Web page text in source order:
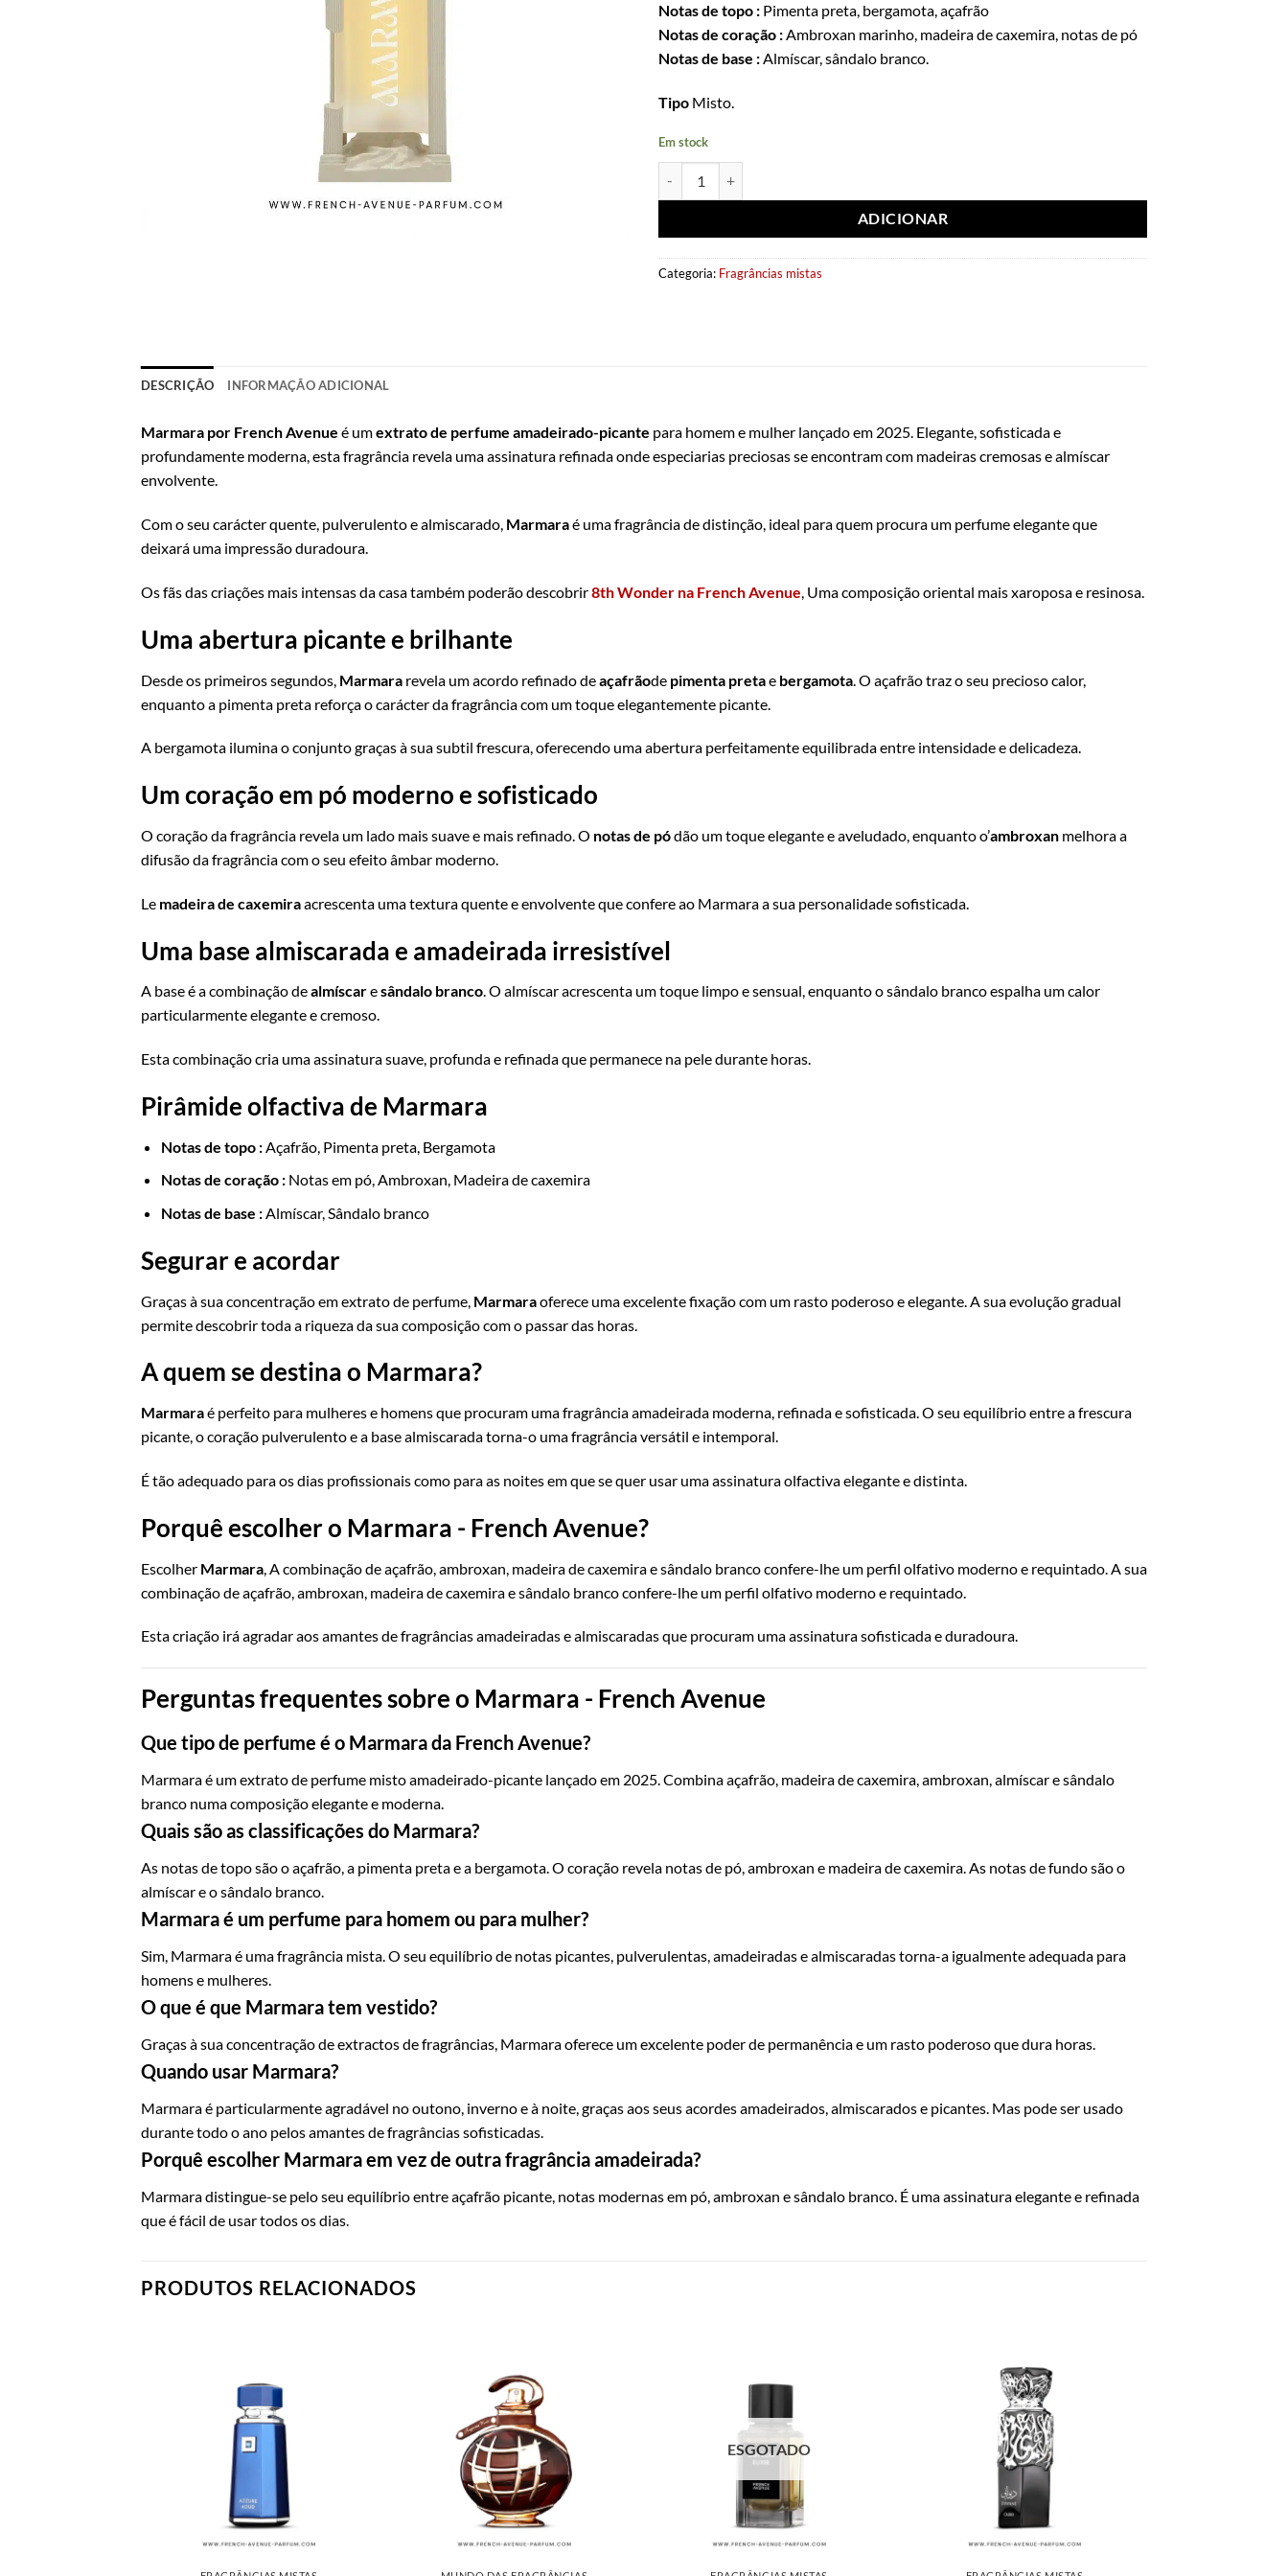
Notas de topo : Pimenta preta, bergamota, açafrão
Notas de coração :Ambroxan marinho, madeira de caxemira, notas de pó
Notas de base :Almíscar, sândalo branco.
Tipo Misto.
Em stock
ADICIONAR
Categoria: Fragrâncias mistas
DESCRIÇÃO INFORMAÇÃO ADICIONAL
Marmara por French Avenue é umextrato de perfume amadeirado-picante para homem e mulher lançado em 2025. Elegante, sofisticada e
profundamente moderna, esta fragrância revela uma assinatura refinada onde especiarias preciosas se encontram com madeiras cremosas e almíscar
envolvente.
Com o seu carácter quente, pulverulento e almiscarado, Marmaraé uma fragrância de distinção, ideal para quem procura um perfume elegante que
deixará uma impressão duradoura.
Os fãs das criações mais intensas da casa também poderão descobrir8th Wonder na French Avenue, Uma composição oriental mais xaroposa e resinosa.
Uma abertura picante e brilhante
Desde os primeiros segundos, Marmara revela um acordo refinado deaçafrãode pimenta pretae bergamota . O açafrão traz o seu precioso calor,
enquanto a pimenta preta reforça o carácter da fragrância com um toque elegantemente picante.
A bergamota ilumina o conjunto graças à sua subtil frescura, oferecendo uma abertura perfeitamente equilibrada entre intensidade e delicadeza.
Um coração em pó moderno e sofisticado
O coração da fragrância revela um lado mais suave e mais refinado. O notas de pódão um toque elegante e aveludado, enquanto o’ambroxan melhora a
difusão da fragrância com o seu efeito âmbar moderno.
Le madeira de caxemiraacrescenta uma textura quente e envolvente que confere ao Marmara a sua personalidade sofisticada.
Uma base almiscarada e amadeirada irresistível
A base é a combinação dealmíscaresândalo branco. O almíscar acrescenta um toque limpo e sensual, enquanto o sândalo branco espalha um calor
particularmente elegante e cremoso.
Esta combinação cria uma assinatura suave, profunda e refinada que permanece na pele durante horas.
Pirâmide olfactiva de Marmara
Notas de topo :Açafrão, Pimenta preta, Bergamota
Notas de coração :Notas em pó, Ambroxan, Madeira de caxemira
Notas de base :Almíscar, Sândalo branco
Segurar e acordar
Graças à sua concentração em extrato de perfume, Marmaraoferece uma excelente fixação com um rasto poderoso e elegante. A sua evolução gradual
permite descobrir toda a riqueza da sua composição com o passar das horas.
A quem se destina o Marmara?
Marmaraé perfeito para mulheres e homens que procuram uma fragrância amadeirada moderna, refinada e sofisticada. O seu equilíbrio entre a frescura
picante, o coração pulverulento e a base almiscarada torna-o uma fragrância versátil e intemporal.
É tão adequado para os dias profissionais como para as noites em que se quer usar uma assinatura olfactiva elegante e distinta.
Porquê escolher o Marmara - French Avenue?
Escolher Marmara , A combinação de açafrão, ambroxan, madeira de caxemira e sândalo branco confere-lhe um perfil olfativo moderno e requintado. A sua
combinação de açafrão, ambroxan, madeira de caxemira e sândalo branco confere-lhe um perfil olfativo moderno e requintado.
Esta criação irá agradar aos amantes de fragrâncias amadeiradas e almiscaradas que procuram uma assinatura sofisticada e duradoura.
Perguntas frequentes sobre o Marmara - French Avenue
Que tipo de perfume é o Marmara da French Avenue?
Marmara é um extrato de perfume misto amadeirado-picante lançado em 2025. Combina açafrão, madeira de caxemira, ambroxan, almíscar e sândalo
branco numa composição elegante e moderna.
Quais são as classificações do Marmara?
As notas de topo são o açafrão, a pimenta preta e a bergamota. O coração revela notas de pó, ambroxan e madeira de caxemira. As notas de fundo são o
almíscar e o sândalo branco.
Marmara é um perfume para homem ou para mulher?
Sim, Marmara é uma fragrância mista. O seu equilíbrio de notas picantes, pulverulentas, amadeiradas e almiscaradas torna-a igualmente adequada para
homens e mulheres.
O que é que Marmara tem vestido?
Graças à sua concentração de extractos de fragrâncias, Marmara oferece um excelente poder de permanência e um rasto poderoso que dura horas.
Quando usar Marmara?
Marmara é particularmente agradável no outono, inverno e à noite, graças aos seus acordes amadeirados, almiscarados e picantes. Mas pode ser usado
durante todo o ano pelos amantes de fragrâncias sofisticadas.
Porquê escolher Marmara em vez de outra fragrância amadeirada?
Marmara distingue-se pelo seu equilíbrio entre açafrão picante, notas modernas em pó, ambroxan e sândalo branco. É uma assinatura elegante e refinada
que é fácil de usar todos os dias.
PRODUTOS RELACIONADOS
ESGOTADO